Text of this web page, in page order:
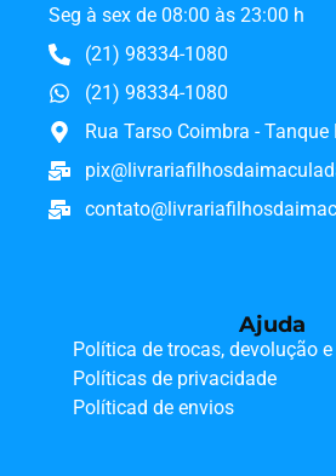
Seg à sex de 08:00 às 23:00 h
(21) 98334-1080
(21) 98334-1080
Rua Tarso Coimbra - Tanque
Ajuda
Política de trocas, devolução
Políticas de privacidade
Políticad de envios